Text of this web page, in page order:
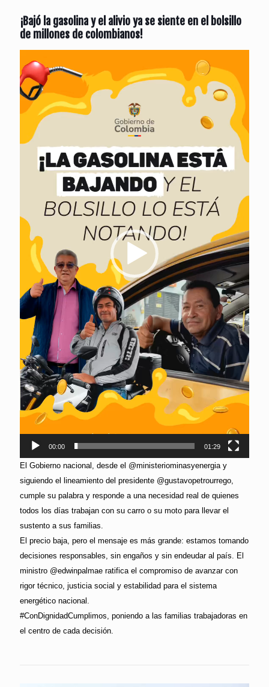
¡Bajó la gasolina y el alivio ya se siente en el bolsillo
de millones de colombianos!
de
vídeo
00:00 01:29
El Gobierno nacional, desde el @ministeriominasyenergia y
siguiendo el lineamiento del presidente @gustavopetrourrego,
cumple su palabra y responde a una necesidad real de quienes
todos los días trabajan con su carro o su moto para llevar el
sustento a sus familias.
El precio baja, pero el mensaje es más grande: estamos tomando
decisiones responsables, sin engaños y sin endeudar al país. El
ministro @edwinpalmae ratifica el compromiso de avanzar con
rigor técnico, justicia social y estabilidad para el sistema
energético nacional.
#ConDignidadCumplimos, poniendo a las familias trabajadoras en
el centro de cada decisión.